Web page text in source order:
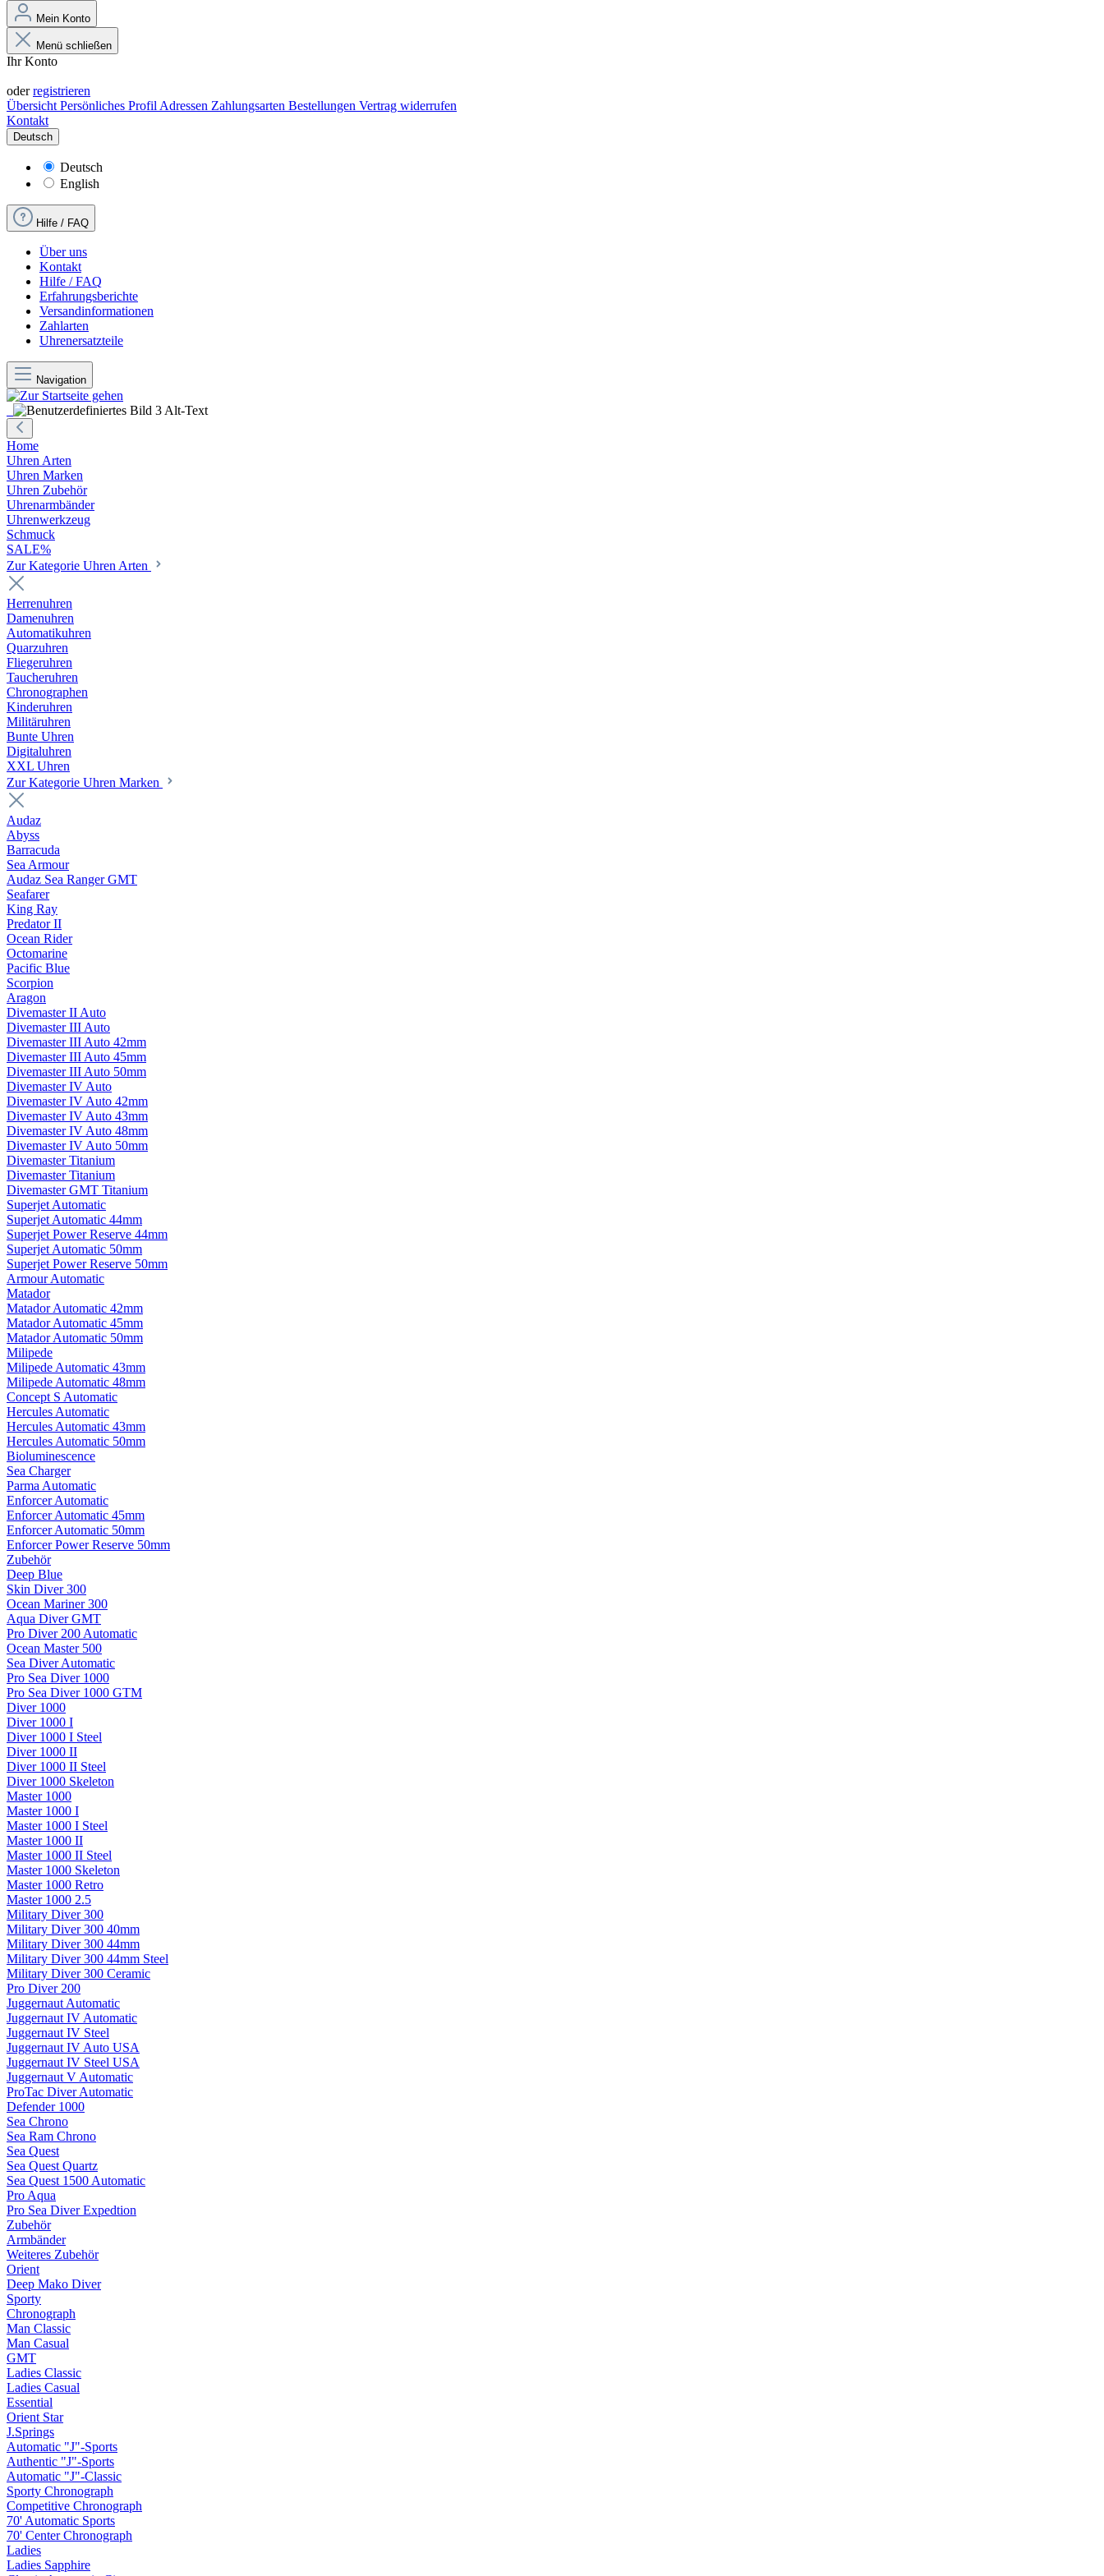
Mein Konto
Menü schließen
Ihr Konto
oderregistrieren
Übersicht Persönliches Profil Adressen Zahlungsarten Bestellungen Vertrag widerrufen
Kontakt
Deutsch
Deutsch
English
Hilfe / FAQ
Über uns
Kontakt
Hilfe / FAQ
Erfahrungsberichte
Versandinformationen
Zahlarten
Uhrenersatzteile
Navigation
Home
Uhren Arten
Uhren Marken
Uhren Zubehör
Uhrenarmbänder
Uhrenwerkzeug
Schmuck
SALE%
Zur Kategorie Uhren Arten
Herrenuhren
Damenuhren
Automatikuhren
Quarzuhren
Fliegeruhren
Taucheruhren
Chronographen
Kinderuhren
Militäruhren
Bunte Uhren
Digitaluhren
XXL Uhren
Zur Kategorie Uhren Marken
Audaz
Abyss
Barracuda
Sea Armour
Audaz Sea Ranger GMT
Seafarer
King Ray
Predator II
Ocean Rider
Octomarine
Pacific Blue
Scorpion
Aragon
Divemaster II Auto
Divemaster III Auto
Divemaster III Auto 42mm
Divemaster III Auto 45mm
Divemaster III Auto 50mm
Divemaster IV Auto
Divemaster IV Auto 42mm
Divemaster IV Auto 43mm
Divemaster IV Auto 48mm
Divemaster IV Auto 50mm
Divemaster Titanium
Divemaster Titanium
Divemaster GMT Titanium
Superjet Automatic
Superjet Automatic 44mm
Superjet Power Reserve 44mm
Superjet Automatic 50mm
Superjet Power Reserve 50mm
Armour Automatic
Matador
Matador Automatic 42mm
Matador Automatic 45mm
Matador Automatic 50mm
Milipede
Milipede Automatic 43mm
Milipede Automatic 48mm
Concept S Automatic
Hercules Automatic
Hercules Automatic 43mm
Hercules Automatic 50mm
Bioluminescence
Sea Charger
Parma Automatic
Enforcer Automatic
Enforcer Automatic 45mm
Enforcer Automatic 50mm
Enforcer Power Reserve 50mm
Zubehör
Deep Blue
Skin Diver 300
Ocean Mariner 300
Aqua Diver GMT
Pro Diver 200 Automatic
Ocean Master 500
Sea Diver Automatic
Pro Sea Diver 1000
Pro Sea Diver 1000 GTM
Diver 1000
Diver 1000 I
Diver 1000 I Steel
Diver 1000 II
Diver 1000 II Steel
Diver 1000 Skeleton
Master 1000
Master 1000 I
Master 1000 I Steel
Master 1000 II
Master 1000 II Steel
Master 1000 Skeleton
Master 1000 Retro
Master 1000 2.5
Military Diver 300
Military Diver 300 40mm
Military Diver 300 44mm
Military Diver 300 44mm Steel
Military Diver 300 Ceramic
Pro Diver 200
Juggernaut Automatic
Juggernaut IV Automatic
Juggernaut IV Steel
Juggernaut IV Auto USA
Juggernaut IV Steel USA
Juggernaut V Automatic
ProTac Diver Automatic
Defender 1000
Sea Chrono
Sea Ram Chrono
Sea Quest
Sea Quest Quartz
Sea Quest 1500 Automatic
Pro Aqua
Pro Sea Diver Expedtion
Zubehör
Armbänder
Weiteres Zubehör
Orient
Deep Mako Diver
Sporty
Chronograph
Man Classic
Man Casual
GMT
Ladies Classic
Ladies Casual
Essential
Orient Star
J.Springs
Automatic "J"-Sports
Authentic "J"-Sports
Automatic "J"-Classic
Sporty Chronograph
Competitive Chronograph
70' Automatic Sports
70' Center Chronograph
Ladies
Ladies Sapphire